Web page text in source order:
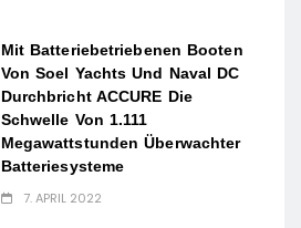
Mit Batteriebetriebenen Booten
Von Soel Yachts Und Naval DC
Durchbricht ACCURE Die
Schwelle Von 1.111
Megawattstunden Überwachter
Batteriesysteme
7. APRIL 2022